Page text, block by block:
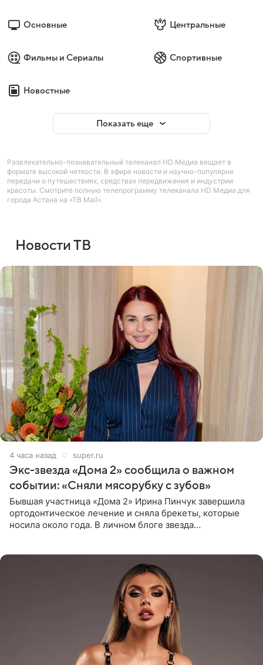
Основные Центральные
Фильмы и Сериалы Спортивные
Новостные
Показать еще
Развлекательно-познавательный телеканал HD Медиа вещает в
формате высокой четкости. В эфире новости и научно-популярне
передачи о путешествиях, средствах передвижения и индустрии
красоты. Смотрите полную телепрограмму телеканала HD Медиа для
города Астана на «ТВ Mail».
Новости ТВ
4 часа назад super.ru
Экс-звезда «Дома 2» сообщила о важном
событии: «Сняли мясорубку с зубов»
Бывшая участница «Дома 2» Ирина Пинчук завершила
ортодонтическое лечение и сняла брекеты, которые
носила около года. В личном блоге звезда